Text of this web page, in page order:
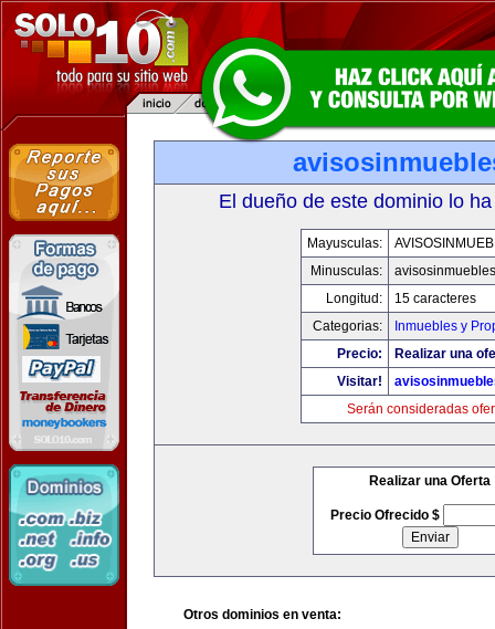
El dueño de este dominio lo
Mayusculas:
Minusculas:
Longitud:
15 caracteres
Categorias:
Inmuebles y
Precio:
Realizar una
Visitar!
Serán consideradas
Realizar una Oferta
Precio Ofrecido $
Otros dominios en venta: